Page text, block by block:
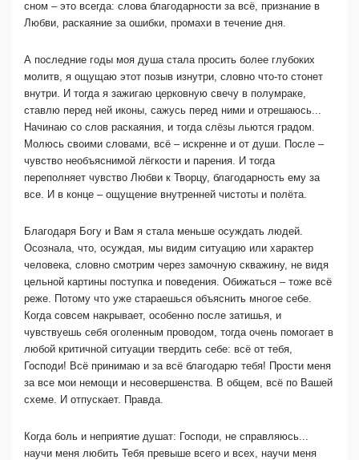
сном – это всегда: слова благодарности за всё, признание в
Любви, раскаяние за ошибки, промахи в течение дня.
А последние годы моя душа стала просить более глубоких
молитв, я ощущаю этот позыв изнутри, словно что-то стонет
внутри. И тогда я зажигаю церковную свечу в полумраке,
ставлю перед ней иконы, сажусь перед ними и отрешаюсь...
Начинаю со слов раскаяния, и тогда слёзы льются градом.
Молюсь своими словами, всё – искренне и от души. После –
чувство необъяснимой лёгкости и парения. И тогда
переполняет чувство Любви к Творцу, благодарность ему за
все. И в конце – ощущение внутренней чистоты и полёта.
Благодаря Богу и Вам я стала меньше осуждать людей.
Осознала, что, осуждая, мы видим ситуацию или характер
человека, словно смотрим через замочную скважину, не видя
цельной картины поступка и поведения. Обижаться – тоже всё
реже. Потому что уже стараешься объяснить многое себе.
Когда совсем накрывает, особенно после затишья, и
чувствуешь себя оголенным проводом, тогда очень помогает в
любой критичной ситуации твердить себе: всё от тебя,
Господи! Всё принимаю и за всё благодарю тебя! Прости меня
за все мои немощи и несовершенства. В общем, всё по Вашей
схеме. И отпускает. Правда.
Когда боль и неприятие душат: Господи, не справляюсь...
научи меня любить Тебя превыше всего и всех, научи меня